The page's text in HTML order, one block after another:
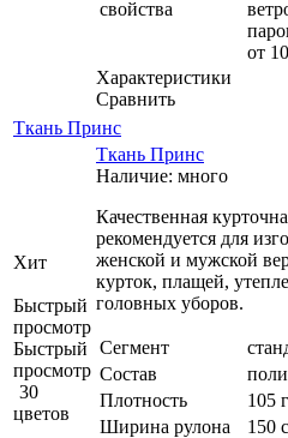
свойства
от
Характеристики
Сравнить
Ткань Принс
Хит
Быстрый
просмотр
Быстрый
просмотр
30
цветов
Ткань Принс
Наличие: много
Качественная
рекомендуется для
женской и мужской
курток, плащей,
головных уборов.
Сегмент
Состав
Плотность
105
Ширина рулона
150